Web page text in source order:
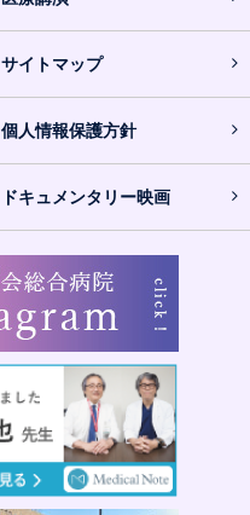
サイトマップ
個人情報保護方針
ドキュメンタリー映画